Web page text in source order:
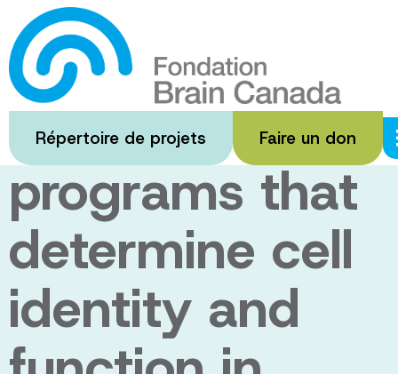
Passer
au
contenu
principal
Répertoire de projets Faire un don
Decoding the
RNA stability
programs that
determine cell
identity and